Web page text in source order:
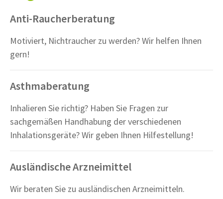
Anti-Raucherberatung
Motiviert, Nichtraucher zu werden? Wir helfen Ihnen
gern!
Asthmaberatung
Inhalieren Sie richtig? Haben Sie Fragen zur
sachgemäßen Handhabung der verschiedenen
Inhalationsgeräte? Wir geben Ihnen Hilfestellung!
Ausländische Arzneimittel
Wir beraten Sie zu ausländischen Arzneimitteln.